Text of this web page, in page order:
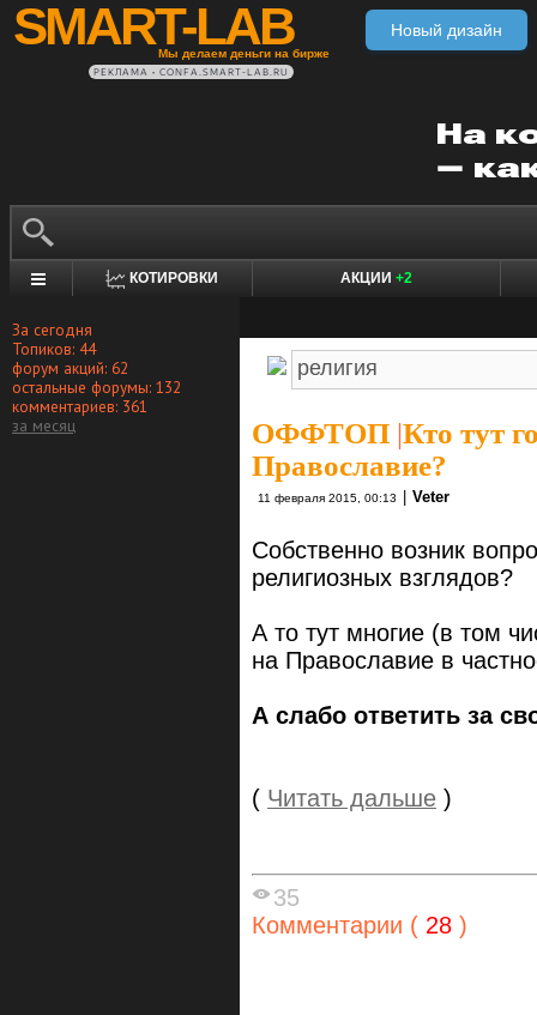
SMART-LAB
Мы делаем деньги на бирже
Новый дизайн
РЕКЛАМА • CONFA.SMART-LAB.RU
КОТИРОВКИ АКЦИИ +2
За сегодня
Топиков: 44
форум акций: 62
остальные форумы: 132
комментариев: 361
за месяц
ОФФТОП |Кто тут
Православие?
11 февраля 2015, 00:13 Veter
Собственно возник
религиозных взглядов?
А то тут многие (в том
на Православие в
А слабо ответить за
( Читать дальше )
35
Комментарии ( 28 )